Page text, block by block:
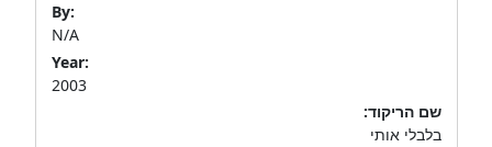
By:
N/A
Year:
2003
שם הריקוד:
בלבלי אותי